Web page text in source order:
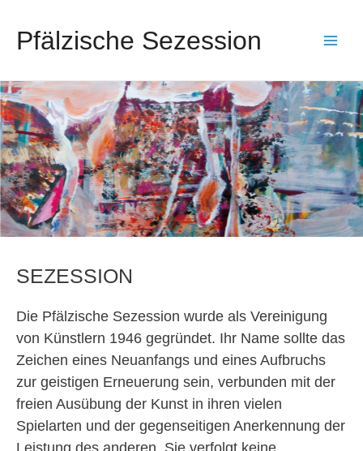
Pfälzische Sezession
SEZESSION
Die Pfälzische Sezession wurde als Vereinigung
von Künstlern 1946 gegründet. Ihr Name sollte das
Zeichen eines Neuanfangs und eines Aufbruchs
zur geistigen Erneuerung sein, verbunden mit der
freien Ausübung der Kunst in ihren vielen
Spielarten und der gegenseitigen Anerkennung der
Leistung des anderen. Sie verfolgt keine